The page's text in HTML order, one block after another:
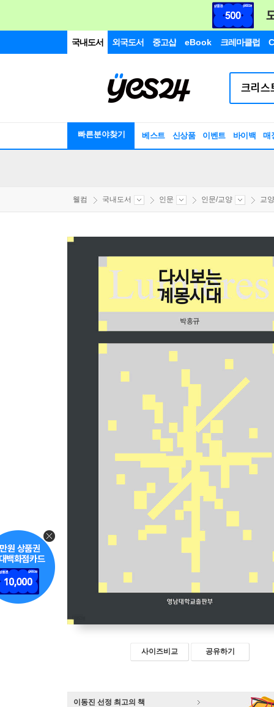
국내도서 외국도서 중고샵 eBook 크레마클럽
빠른분야찾기 베스트 신상품 이벤트 바이백 매
웰컴 국내도서 인문 인문/교양 교
사이즈비교 공유하기
이동진 선정 최고의 책